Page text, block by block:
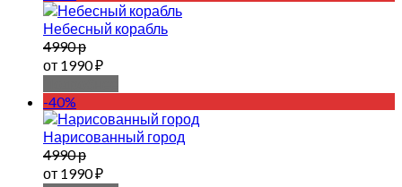
Небесный корабль
4990 р
от 1990 ₽
-40%
Нарисованный город
4990 р
от 1990 ₽